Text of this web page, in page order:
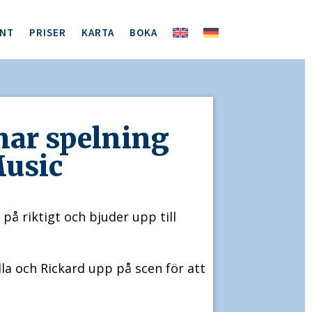
PRISER KARTA BOKA
spelning
på riktigt och bjuder upp till
och Rickard upp på scen för att